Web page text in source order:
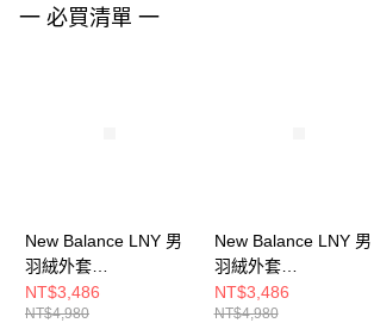
４．使用「AFTEE先享後付」時，將依據個別帳號之用
一 必買清單 一
New Balance LNY 男
羽絨外套
MJ6176OXBK-F
NT$3,486
NT$4,980
New Balance LNY 男
羽絨外套
MJ6176OXMCR-F
NT$3,486
NT$4,980